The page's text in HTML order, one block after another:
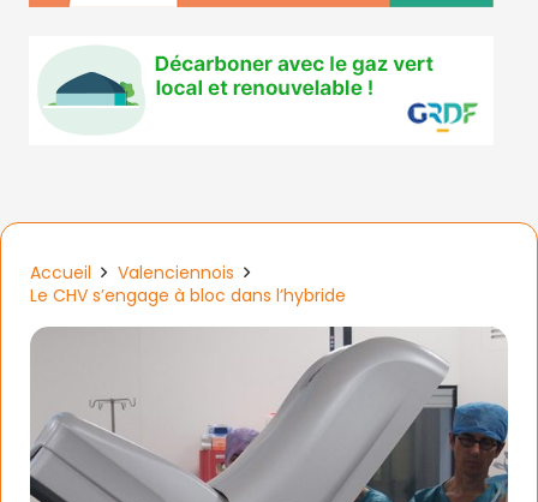
Accueil
Valenciennois
Le CHV s’engage à bloc dans l’hybride